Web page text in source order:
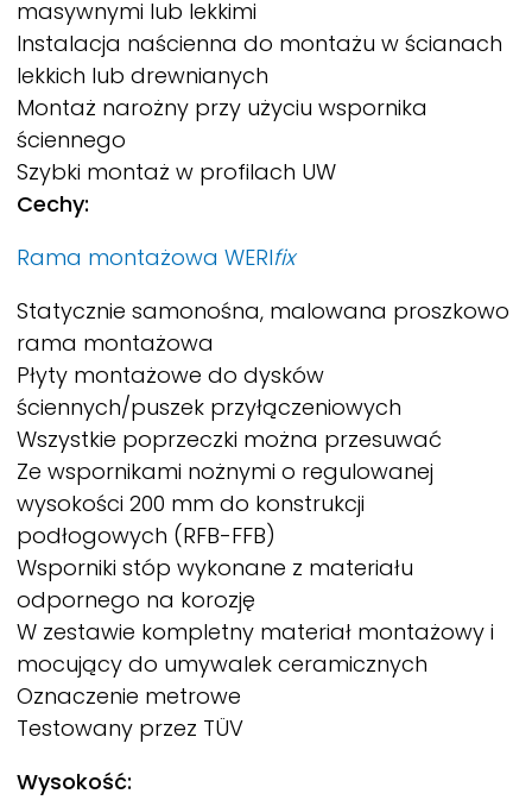
masywnymi lub lekkimi
Instalacja naścienna do montażu w ścianach
lekkich lub drewnianych
Montaż narożny przy użyciu wspornika
ściennego
Szybki montaż w profilach UW
Cechy:
Rama montażowa WERIfix
Statycznie samonośna, malowana proszkowo
rama montażowa
Płyty montażowe do dysków
ściennych/puszek przyłączeniowych
Wszystkie poprzeczki można przesuwać
Ze wspornikami nożnymi o regulowanej
wysokości 200 mm do konstrukcji
podłogowych (RFB-FFB)
Wsporniki stóp wykonane z materiału
odpornego na korozję
W zestawie kompletny materiał montażowy i
mocujący do umywalek ceramicznych
Oznaczenie metrowe
Testowany przez TÜV
Wysokość: